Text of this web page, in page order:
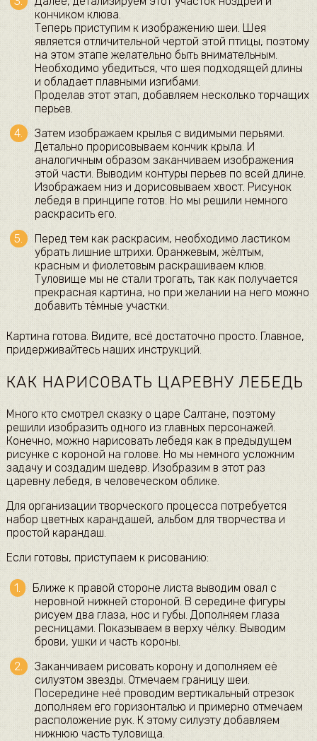
кончиком клюва.
Теперь приступим к изображению шеи. Шея
является отличительной чертой этой птицы, поэтому
на этом этапе желательно быть внимательным.
Необходимо убедиться, что шея подходящей длины
и обладает плавными изгибами.
Проделав этот этап, добавляем несколько торчащих
перьев.
Затем изображаем крылья с видимыми перьями.
Детально прорисовываем кончик крыла. И
аналогичным образом заканчиваем изображения
этой части. Выводим контуры перьев по всей длине.
Изображаем низ и дорисовываем хвост. Рисунок
лебедя в принципе готов. Но мы решили немного
раскрасить его.
Перед тем как раскрасим, необходимо ластиком
убрать лишние штрихи. Оранжевым, жёлтым,
красным и фиолетовым раскрашиваем клюв.
Туловище мы не стали трогать, так как получается
прекрасная картина, но при желании на него можно
добавить тёмные участки.
Картина готова. Видите, всё достаточно просто. Главное,
придерживайтесь наших инструкций.
КАК НАРИСОВАТЬ ЦАРЕВНУ ЛЕБЕДЬ
Много кто смотрел сказку о царе Салтане, поэтому
решили изобразить одного из главных персонажей.
Конечно, можно нарисовать лебедя как в предыдущем
рисунке с короной на голове. Но мы немного усложним
задачу и создадим шедевр. Изобразим в этот раз
царевну лебедя, в человеческом облике.
Для организации творческого процесса потребуется
набор цветных карандашей, альбом для творчества и
простой карандаш.
Если готовы, приступаем к рисованию:
Ближе к правой стороне листа выводим овал с
неровной нижней стороной. В середине фигуры
рисуем два глаза, нос и губы. Дополняем глаза
ресницами. Показываем в верху чёлку. Выводим
брови, ушки и часть короны.
Заканчиваем рисовать корону и дополняем её
силуэтом звезды. Отмечаем границу шеи.
Посередине неё проводим вертикальный отрезок
дополняем его горизонталью и примерно отмечаем
расположение рук. К этому силуэту добавляем
нижнюю часть туловища.